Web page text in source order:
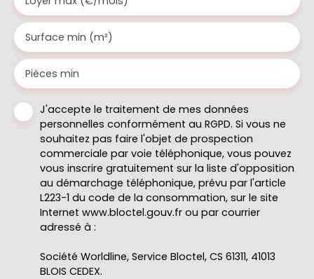
Surface min (m²)
Pièces min
J'accepte le traitement de mes données
personnelles conformément au RGPD. Si vous ne
souhaitez pas faire l'objet de prospection
commerciale par voie téléphonique, vous pouvez
vous inscrire gratuitement sur la liste d'opposition
au démarchage téléphonique, prévu par l'article
L223-1 du code de la consommation, sur le site
Internet www.bloctel.gouv.fr ou par courrier
adressé à :
Société Worldline, Service Bloctel, CS 61311, 41013
BLOIS CEDEX.